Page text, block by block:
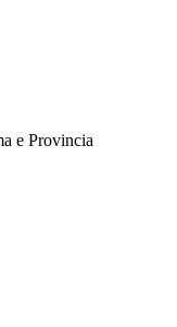
e Provincia